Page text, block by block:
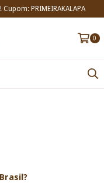
PRIMEIRAKALAPA
0